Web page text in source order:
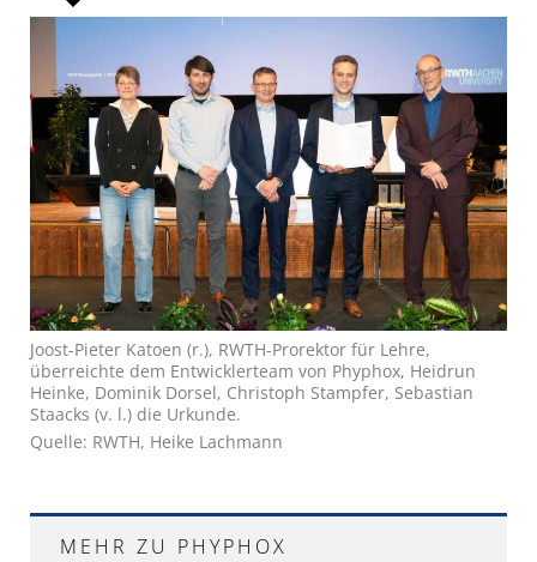
Joost-Pieter Katoen (r.), RWTH-Prorektor für Lehre,
überreichte dem Entwicklerteam von Phyphox, Heidrun
Heinke, Dominik Dorsel, Christoph Stampfer, Sebastian
Staacks (v. l.) die Urkunde.
Quelle: RWTH, Heike Lachmann
MEHR ZU PHYPHOX